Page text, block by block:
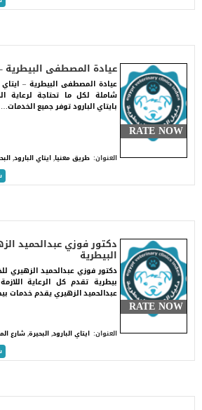
RATE NOW
عيادة المصطفى البيطرية –
عيادة المصطفى البيطرية –
شاملة لكل ما تحتاجة لرعاية
بايتاي البارود توفر جميع الخدمات…
العنوان: طريق معنيا, ايتاي البارود,
RATE NOW
دكتور فوزي عبدالحميد
البيطرية
دكتور فوزي عبدالحميد الزهيري
بيطرية تقدم كل الرعاية
عبدالحميد الزهيري يقدم خدمات
العنوان: ايتاي البارود, البحيرة, شارع